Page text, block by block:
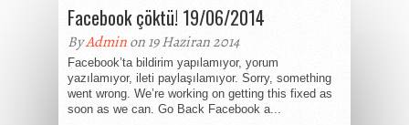
Facebook çöktü! 19/06/2014
ByAdminon 19 Haziran 2014
Facebook’ta bildirim yapılamıyor, yorum
yazılamıyor, ileti paylaşılamıyor. Sorry, something
went wrong. We’re working on getting this fixed as
soon as we can. Go Back Facebook a...